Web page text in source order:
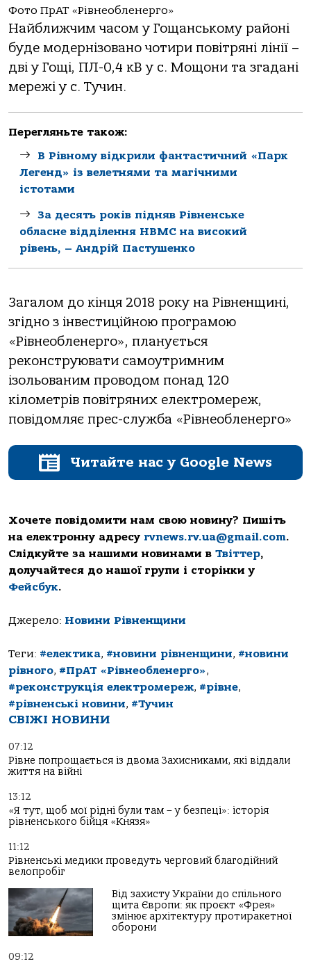
Фото ПрАТ «Рівнеобленерго»
Найближчим часом у Гощанському районі
буде модернізовано чотири повітряні лінії –
дві у Гощі, ПЛ-0,4 кВ у с. Мощони та згадані
мережі у с. Тучин.
Перегляньте також:
В Рівному відкрили фантастичний «Парк
Легенд» із велетнями та магічними
істотами
За десять років підняв Рівненське
обласне відділення НВМС на високий
рівень, – Андрій Пастушенко
Загалом до кінця 2018 року на Рівненщині,
згідно з інвестиційною програмою
«Рівнеобленерго», планується
реконструювати самоутримним
ізольованим проводом понад 120
кілометрів повітряних електромереж,
повідомляє прес-служба «Рівнеобленерго»
Читайте нас у Google News
Хочете повідомити нам свою новину? Пишіть
на електронну адресу rvnews.rv.ua@gmail.com.
Слідкуйте за нашими новинами в Твіттер,
долучайтеся до нашої групи і сторінки у
Фейсбук.
Джерело: Новини Рівненщини
Теги: #електика, #новини рівненщини, #новини
рівного, #ПрАТ «Рівнеобленерго»,
#реконструкція електромереж, #рівне,
#рівненські новини, #Тучин
СВІЖІ НОВИНИ
07:12
Рівне попрощається із двома Захисниками, які віддали
життя на війні
13:12
«Я тут, щоб мої рідні були там – у безпеці»: історія
рівненського бійця «Князя»
11:12
Рівненські медики проведуть черговий благодійний
велопробіг
Від захисту України до спільного
щита Європи: як проєкт «Фрея»
змінює архітектуру протиракетної
оборони
09:12